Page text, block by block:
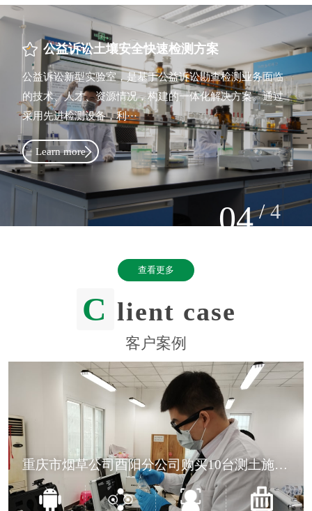
公益诉讼土壤安全快速检测方案
公益诉讼新型实验室，是基于公益诉讼勘查检测业务面临
的技术、人才、资源情况，构建的一体化解决方案。通过
采用先进检测设备，利···
Learn more
04/4
查看更多
C lient case
客户案例
重庆市烟草公司酉阳分公司购买10台测土施肥仪器